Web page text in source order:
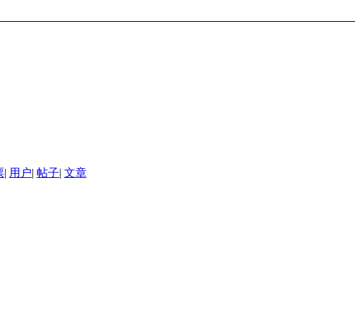
| 用户| 帖子| 文章